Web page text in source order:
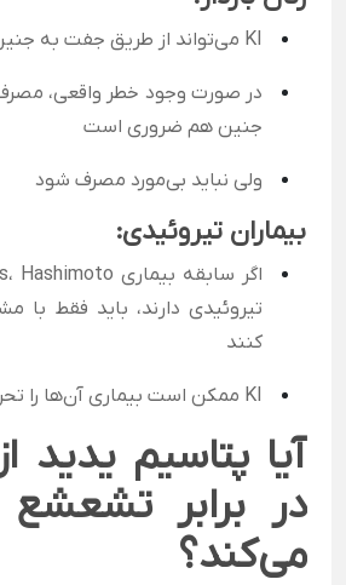
KI می‌تواند از طریق جفت به جنین برسد
در صورت وجود خطر واقعی،
جنین هم ضروری است
ولی نباید بی‌مورد مصرف شود
بیماران تیروئیدی:
تیروئیدی دارند، باید فقط
کنند
KI ممکن است بیماری آن‌ها را تحریک یا تشدید کند
آیا پتاسیم یدید
در برابر
می‌کند؟